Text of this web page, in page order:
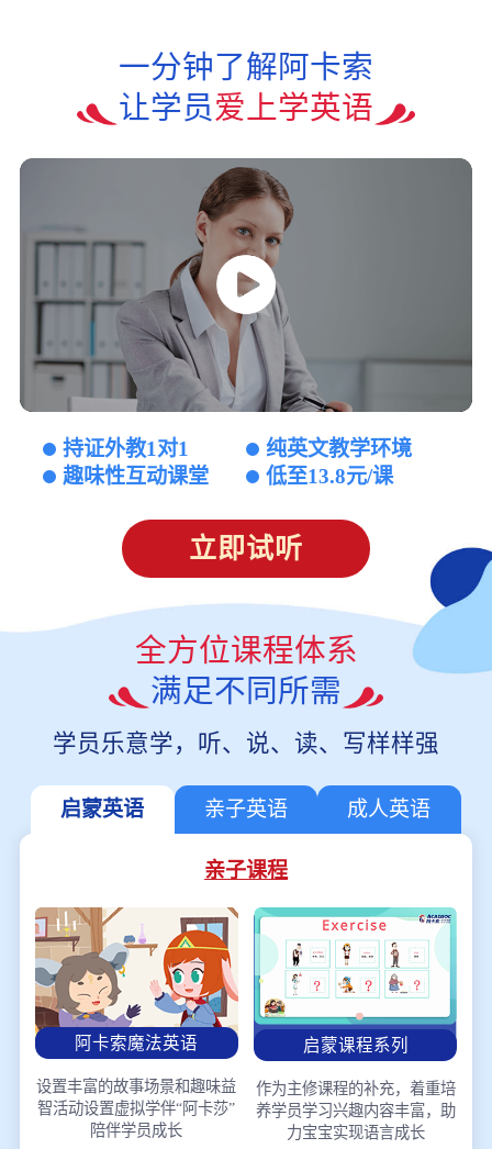
一分钟了解阿卡索
让学员爱上学英语
持证外教1对1
纯英文教学环境
趣味性互动课堂
低至13.8元/课
立即试听
全方位课程体系
满足不同所需
学员乐意学，听、说、读、写样样强
启蒙英语 亲子英语 成人英语
亲子课程
阿卡索魔法英语
设置丰富的故事场景和趣味益
智活动设置虚拟学伴“阿卡莎”
陪伴学员成长
启蒙课程系列
作为主修课程的补充，着重培
养学员学习兴趣内容丰富，助
力宝宝实现语言成长